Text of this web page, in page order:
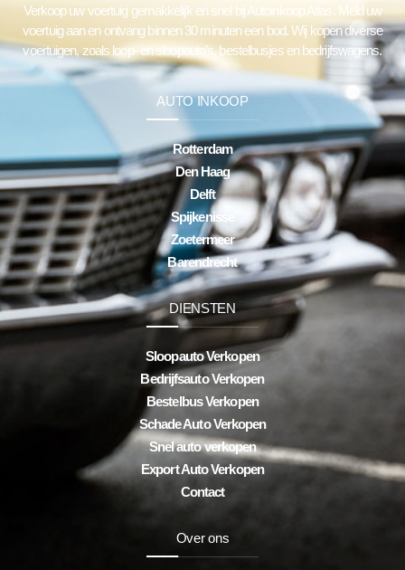
Verkoop uw voertuig gemakkelijk en snel bij Autoinkoop Atlas. Meld uw
voertuig aan en ontvang binnen 30 minuten een bod. Wij kopen diverse
voertuigen, zoals loop- en sloopauto’s, bestelbusjes en bedrijfswagens.
AUTO INKOOP
Rotterdam
Den Haag
Delft
Spijkenisse
Zoetermeer
Barendrecht
DIENSTEN
Sloopauto Verkopen
Bedrijfsauto Verkopen
Bestelbus Verkopen
Schade Auto Verkopen
Snel auto verkopen
Export Auto Verkopen
Contact
Over ons